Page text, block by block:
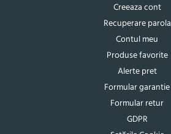
Creeaza cont
Recuperare parola
Contul meu
Produse favorite
Alerte pret
Formular garantie
Formular retur
GDPR